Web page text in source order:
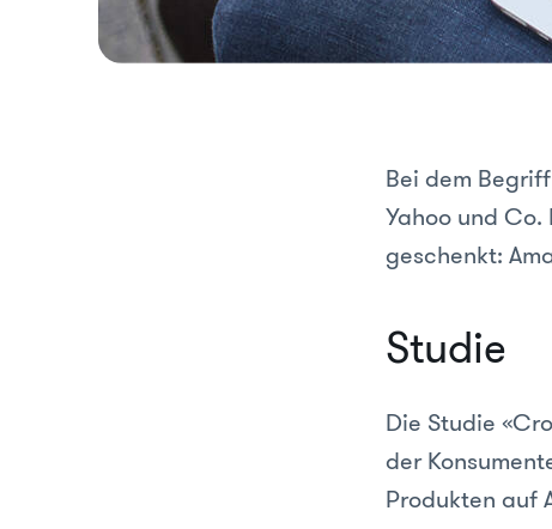
Bei dem
Yahoo und
geschenkt:
Studie
Die Studie
der
Produkten auf